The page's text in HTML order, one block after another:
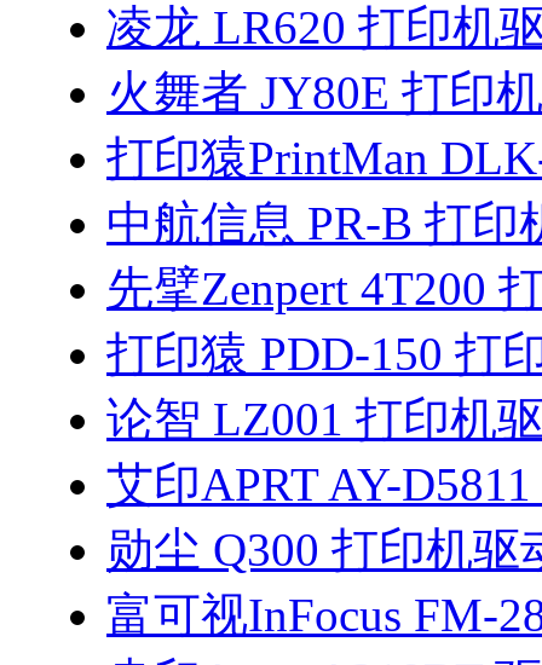
凌龙 LR620 打印机
火舞者 JY80E 打印
打印猿PrintMan
中航信息 PR-B 打印
先擘Zenpert 4T200
打印猿 PDD-150 打
论智 LZ001 打印机
艾印APRT AY-
勋尘 Q300 打印机驱
富可视InFocus FM-